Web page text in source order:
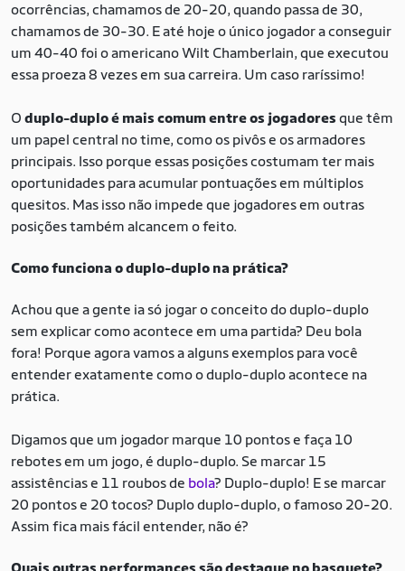
ocorrências, chamamos de 20-20, quando passa de 30,
chamamos de 30-30. E até hoje o único jogador a conseguir
um 40-40 foi o americano Wilt Chamberlain, que executou
essa proeza 8 vezes em sua carreira. Um caso raríssimo!
O duplo-duplo é mais comum entre os jogadores que têm
um papel central no time, como os pivôs e os armadores
principais. Isso porque essas posições costumam ter mais
oportunidades para acumular pontuações em múltiplos
quesitos. Mas isso não impede que jogadores em outras
posições também alcancem o feito.
Como funciona o duplo-duplo na prática?
Achou que a gente ia só jogar o conceito do duplo-duplo
sem explicar como acontece em uma partida? Deu bola
fora! Porque agora vamos a alguns exemplos para você
entender exatamente como o duplo-duplo acontece na
prática.
Digamos que um jogador marque 10 pontos e faça 10
rebotes em um jogo, é duplo-duplo. Se marcar 15
assistências e 11 roubos de bola? Duplo-duplo! E se marcar
20 pontos e 20 tocos? Duplo duplo-duplo, o famoso 20-20.
Assim fica mais fácil entender, não é?